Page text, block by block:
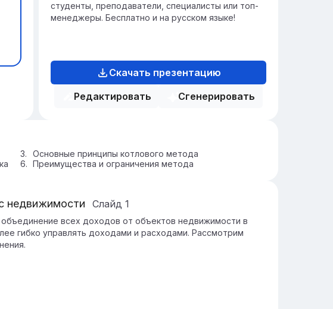
студенты, преподаватели, специалисты или топ-
менеджеры. Бесплатно и на русском языке!
Скачать презентацию
Редактировать
Сгенерировать
Основные принципы котлового метода
Преимущества и ограничения метода
недвижимости Слайд 1
всех доходов от объектов недвижимости в
гибко управлять доходами и расходами. Рассмотрим